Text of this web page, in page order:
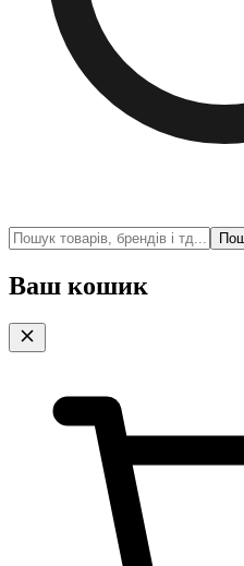
Ваш кошик